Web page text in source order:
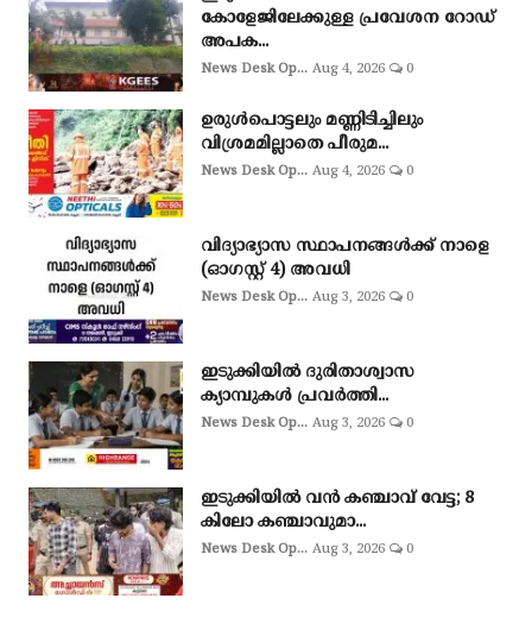
കോളേജിലേക്കുള്ള പ്രവേശന റോഡ്
അപക...
News Desk Op... Aug 4, 2026 0
ഉരുള്‍പൊട്ടലും മണ്ണിടിച്ചിലും
വിശ്രമമില്ലാതെ പീരുമ...
News Desk Op... Aug 4, 2026 0
വിദ്യാഭ്യാസ സ്ഥാപനങ്ങൾക്ക് നാളെ
(ഓഗസ്റ്റ് 4) അവധി
News Desk Op... Aug 3, 2026 0
ഇടുക്കിയില്‍ ദുരിതാശ്വാസ
ക്യാമ്പുകള്‍ പ്രവര്‍ത്തി...
News Desk Op... Aug 3, 2026 0
ഇടുക്കിയില്‍ വന്‍ കഞ്ചാവ് വേട്ട; 8
കിലോ കഞ്ചാവുമാ...
News Desk Op... Aug 3, 2026 0